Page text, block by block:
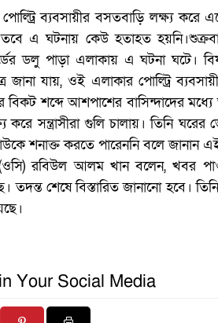
ব্যবসায়ীর বসতবাড়ি লক্ষ্য করে
এ ঘটনায় কেউ হতাহত
ডলু পাড়া এলাকায় এ ঘটনা ঘটে।
জানা যায়, ওই এলাকার পোল্ট্রি
শব্দে আশপাশের বাসিন্দাদের মধ্যে
সন্ত্রাসীরা গুলি চালায়। তিনি ঘরের
শনাক্ত করতে পারেননি বলে জানান
(ওসি) রবিউল আলম খান বলেন, খবর
তদন্ত শেষে বিস্তারিত জানানো হবে।
Your Social Media